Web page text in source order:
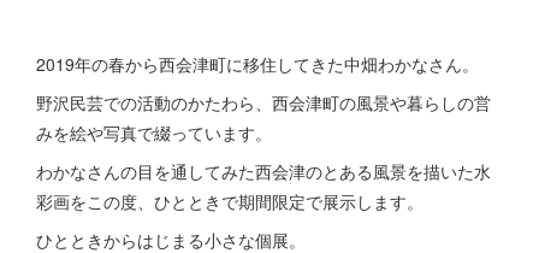
2019年の春から西会津町に移住してきた中畑わかなさん。
野沢民芸での活動のかたわら、西会津町の風景や暮らしの営
みを絵や写真で綴っています。
わかなさんの目を通してみた西会津のとある風景を描いた水
彩画をこの度、ひとときで期間限定で展示します。
ひとときからはじまる小さな個展。